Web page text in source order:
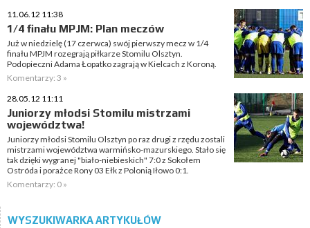
11.06.12 11:38
1/4 finału MPJM: Plan meczów
Już w niedzielę (17 czerwca) swój pierwszy mecz w 1/4
finału MPJM rozegrają piłkarze Stomilu Olsztyn.
Podopieczni Adama Łopatko zagrają w Kielcach z Koroną.
Komentarzy: 3 »
28.05.12 11:11
Juniorzy młodsi Stomilu mistrzami
województwa!
Juniorzy młodsi Stomilu Olsztyn po raz drugi z rzędu zostali
mistrzami województwa warmińsko-mazurskiego. Stało się
tak dzięki wygranej "biało-niebieskich" 7:0 z Sokołem
Ostróda i porażce Rony 03 Ełk z Polonią Iłowo 0:1.
Komentarzy: 0 »
WYSZUKIWARKA ARTYKUŁÓW